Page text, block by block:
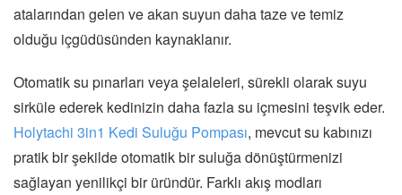
atalarından gelen ve akan suyun daha taze ve temiz
olduğu içgüdüsünden kaynaklanır.
Otomatik su pınarları veya şelaleleri, sürekli olarak suyu
sirküle ederek kedinizin daha fazla su içmesini teşvik eder.
Holytachi 3in1 Kedi Suluğu Pompası, mevcut su kabınızı
pratik bir şekilde otomatik bir suluğa dönüştürmenizi
sağlayan yenilikçi bir üründür. Farklı akış modları